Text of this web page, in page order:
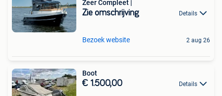
Zeer Compleet |
Zie omschrijving Details
Bezoek website 2 aug 26
Boot
€ 1.500,00 Details